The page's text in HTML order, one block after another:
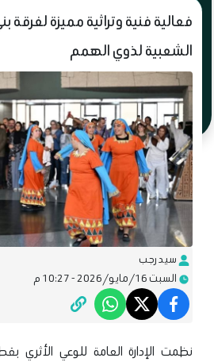
فعالية فنية وتراثية مميزة
الشعبية لذوي الهمم
سيد رجب
السبت 16/مايو/2026 - 10:27 م
نظمت الإدارة العامة للوعي الأثري